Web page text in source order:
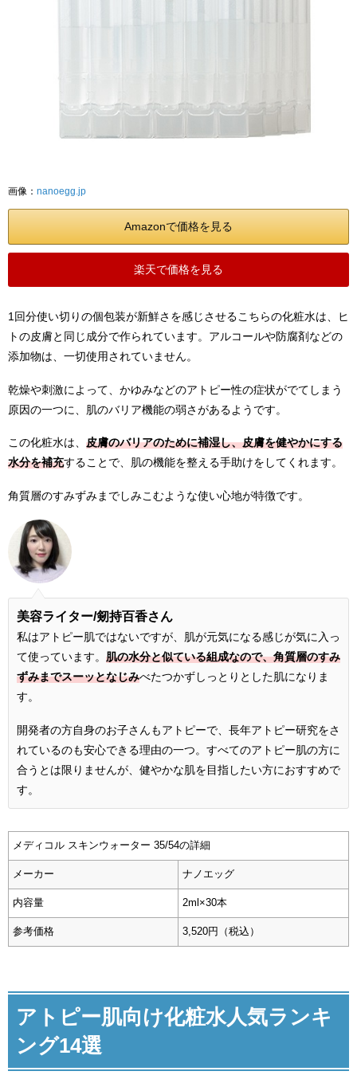
画像： nanoegg.jp
Amazonで価格を見る
楽天で価格を見る
1回分使い切りの個包装が新鮮さを感じさせるこちらの化粧水は、ヒ
トの皮膚と同じ成分で作られています。アルコールや防腐剤などの
添加物は、一切使用されていません。
乾燥や刺激によって、かゆみなどのアトピー性の症状がでてしまう
原因の一つに、肌のバリア機能の弱さがあるようです。
この化粧水は、 皮膚のバリアのために補湿し、皮膚を健やかにする
水分を補充することで、肌の機能を整える手助けをしてくれます。
角質層のすみずみまでしみこむような使い心地が特徴です。
美容ライター/剱持百香さん
私はアトピー肌ではないですが、肌が元気になる感じが気に入っ
て使っています。 肌の水分と似ている組成なので、角質層のすみ
ずみまでスーッとなじみべたつかずしっとりとした肌になりま
す。
開発者の方自身のお子さんもアトピーで、長年アトピー研究をさ
れているのも安⼼できる理由の⼀つ。すべてのアトピー肌の方に
合うとは限りませんが、健やかな肌を目指したい方におすすめで
す。
メディコル スキンウォーター 35/54の詳細
メーカー ナノエッグ
内容量 2ml×30本
参考価格 3,520円（税込）
アトピー肌向け化粧水人気ランキ
ング14選